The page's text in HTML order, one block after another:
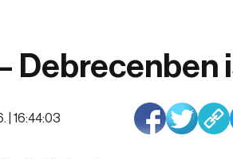
Debrecenben
| 16:44:03